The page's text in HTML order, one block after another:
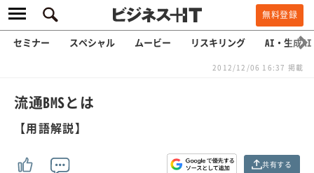
無料登録
セミナー スペシャル ムービー リスキリング AI・生成AI
2012/12/06 16:37 掲載
流通BMSとは
【用語解説】
共有する